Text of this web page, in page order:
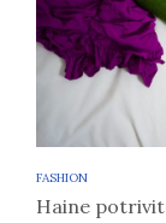
FASHION
Haine